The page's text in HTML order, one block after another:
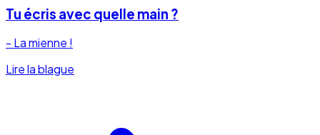
Tu écris avec quelle main ?
- La mienne !
Lire la blague